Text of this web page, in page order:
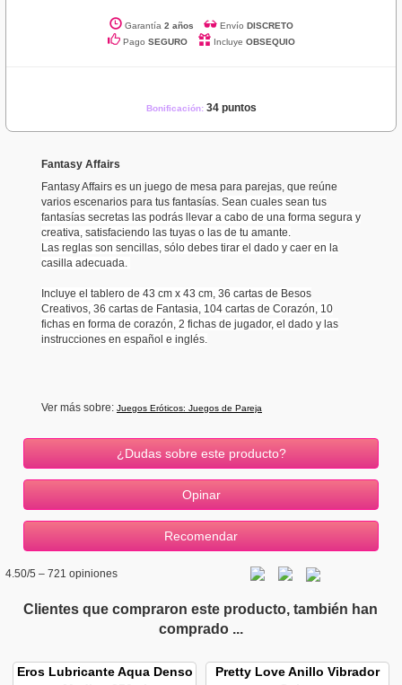
Garantía 2 años Envío DISCRETO
Pago SEGURO Incluye OBSEQUIO
Bonificación: 34 puntos
Fantasy Affairs
Fantasy Affairs es un juego de mesa para parejas, que reúne
varios escenarios para tus fantasías. Sean cuales sean tus
fantasías secretas las podrás llevar a cabo de una forma segura y
creativa, satisfaciendo las tuyas o las de tu amante.
Las reglas son sencillas, sólo debes tirar el dado y caer en la
casilla adecuada.
Incluye el tablero de 43 cm x 43 cm, 36 cartas de Besos
Creativos, 36 cartas de Fantasia, 104 cartas de Corazón, 10
fichas en forma de corazón, 2 fichas de jugador, el dado y las
instrucciones en español e inglés.
Ver más sobre: Juegos Eróticos: Juegos de Pareja
¿Dudas sobre este producto?
4.50/5 – 721 opiniones
Clientes que compraron este producto, también han
comprado ...
Eros Lubricante Aqua Denso
Pretty Love Anillo Vibrador